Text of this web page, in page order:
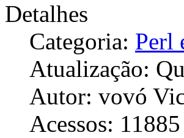
Detalhes
Categoria: Perl
Atualização:
Autor: vovó
Acessos: 11885